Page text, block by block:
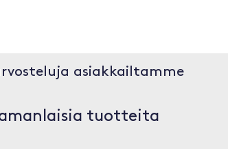
asiakkailtamme
tuotteita